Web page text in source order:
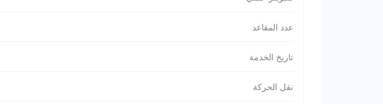
عدد المقاعد
تاريخ الخدمة
نقل الحركة